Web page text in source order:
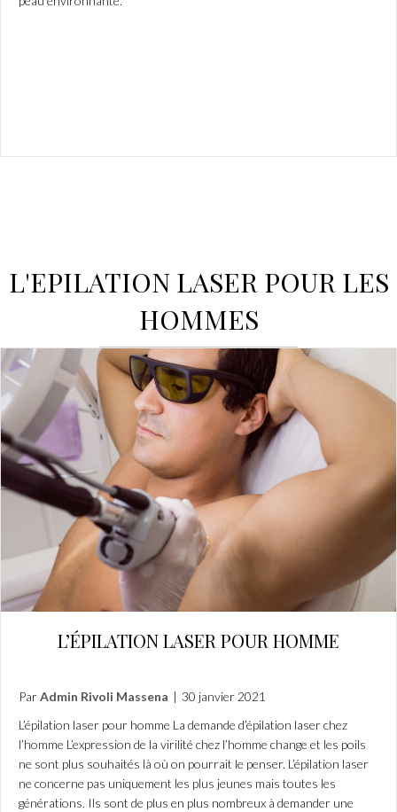
L'EPILATION LASER POUR LES
HOMMES
L’ÉPILATION LASER POUR HOMME
ParAdmin Rivoli Massena | 30 janvier 2021
L’épilation laser pour homme La demande d’épilation laser chez
l’homme L’expression de la virilité chez l’homme change et les poils
ne sont plus souhaités là où on pourrait le penser. L’épilation laser
ne concerne pas uniquement les plus jeunes mais toutes les
générations. Ils sont de plus en plus nombreux à demander une